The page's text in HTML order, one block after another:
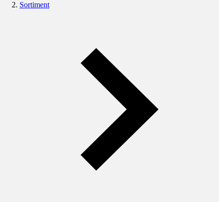
Sortiment